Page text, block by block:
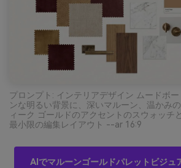
プロンプト: インテリアデザイン ムードボ
ンな明るい背景に、深いマルーン、温かみ
ィーク ゴールドのアクセントのスウォッチ
最小限の編集レイアウト --ar 16:9
AIでマルーンゴールドパレットビジュ